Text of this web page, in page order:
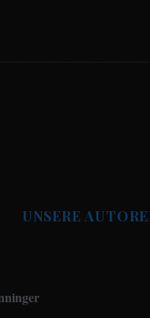
UNSERE